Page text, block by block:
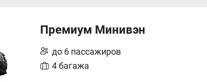
Премиум Минивэн
до 6 пассажиров
4 багажа